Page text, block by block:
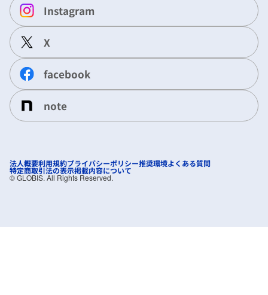
Instagram
X
facebook
note
法人概要利用規約プライバシーポリシー推奨環境よくある質問
特定商取引法の表示掲載内容について
©︎ GLOBIS. All Rights Reserved.